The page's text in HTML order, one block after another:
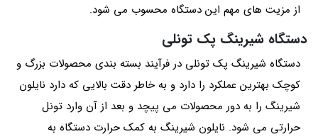
از مزیت های مهم این دستگاه محسوب می شود.
دستگاه شیرینگ پک تونلی
دستگاه شیرینگ پک تونلی در فرآیند بسته بندی محصولات بزرگ و
کوچک بهترین عملکرد را دارد و به خاطر دقت بالایی که دارد نایلون
شیرینگ را به دور محصولات می‌ پیچد و بعد از آن‌ وارد تونل
حرارتی می‌ شود. نایلون شیرینگ به کمک حرارت دستگاه به